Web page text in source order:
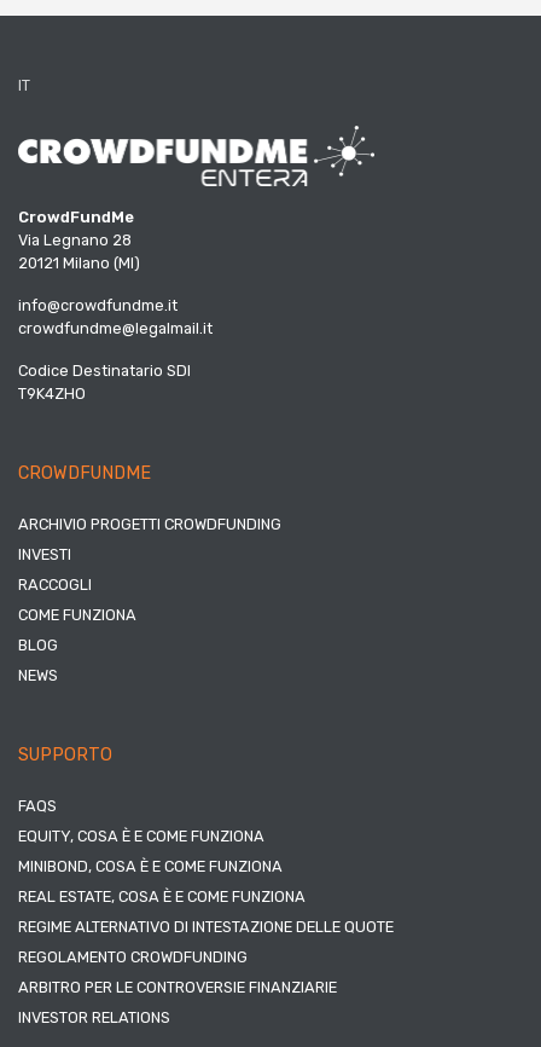
IT
CrowdFundMe
Via Legnano 28
20121 Milano (MI)
info@crowdfundme.it
crowdfundme@legalmail.it
Codice Destinatario SDI
T9K4ZHO
CROWDFUNDME
ARCHIVIO PROGETTI CROWDFUNDING
INVESTI
RACCOGLI
COME FUNZIONA
BLOG
NEWS
SUPPORTO
FAQS
EQUITY, COSA È E COME FUNZIONA
MINIBOND, COSA È E COME FUNZIONA
REAL ESTATE, COSA È E COME FUNZIONA
REGIME ALTERNATIVO DI INTESTAZIONE DELLE QUOTE
REGOLAMENTO CROWDFUNDING
ARBITRO PER LE CONTROVERSIE FINANZIARIE
INVESTOR RELATIONS